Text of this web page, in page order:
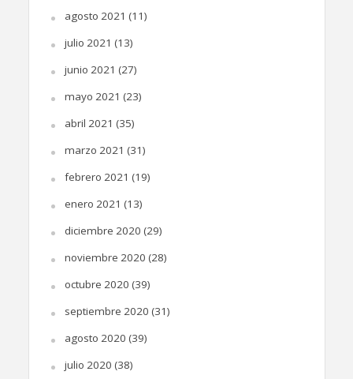
agosto 2021 (11)
julio 2021 (13)
junio 2021 (27)
mayo 2021 (23)
abril 2021 (35)
marzo 2021 (31)
febrero 2021 (19)
enero 2021 (13)
diciembre 2020 (29)
noviembre 2020 (28)
octubre 2020 (39)
septiembre 2020 (31)
agosto 2020 (39)
julio 2020 (38)